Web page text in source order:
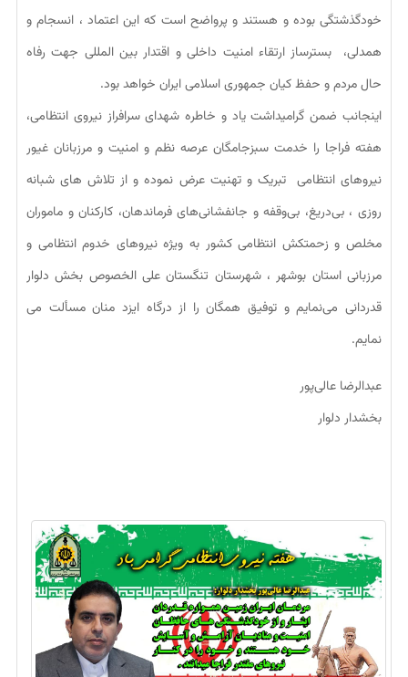
خودگذشتگی بوده و هستند و پرواضح است که این اعتماد ، انسجام و
همدلی، بسترساز ارتقاء امنیت داخلی و اقتدار بین المللی جهت رفاه
حال مردم و حفظ کیان جمهوری اسلامی ایران خواهد بود.
اینجانب ضمن گرامیداشت یاد و خاطره شهدای سرافراز نیروی انتظامی،
هفته فراجا را خدمت سبزجامگان عرصه نظم و امنیت و مرزبانان غیور
نیروهای انتظامی تبریک و تهنیت عرض نموده و از تلاش های شبانه
روزی ، بی‌دریغ، بی‌وقفه و جانفشانی‌های فرماندهان، کارکنان و ماموران
مخلص و زحمتکش انتظامی کشور به ویژه نیروهای خدوم انتظامی و
مرزبانی استان بوشهر ، شهرستان تنگستان علی الخصوص بخش دلوار
قدردانی می‌نمایم و توفیق همگان را از درگاه ایزد منان مسألت می
نمایم.
عبدالرضا عالی‌پور
بخشدار دلوار